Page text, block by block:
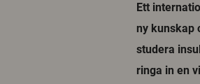
Ett
ny kunskap
studera
ringa in en